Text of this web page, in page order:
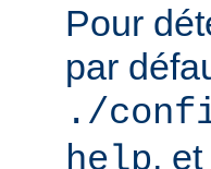
Pour
par
./
help,